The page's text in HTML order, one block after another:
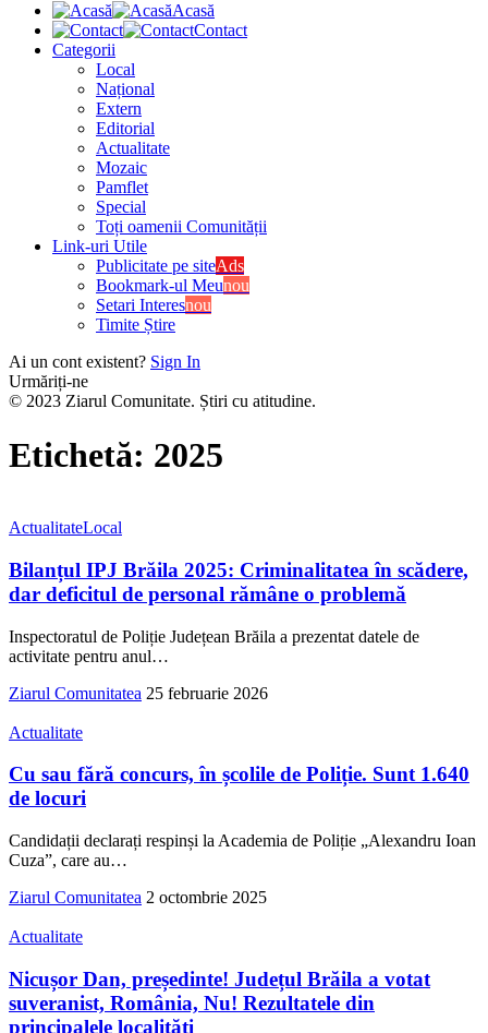
Acasă
Contact
Categorii
Local
Național
Extern
Editorial
Actualitate
Mozaic
Pamflet
Special
Toți oamenii Comunității
Link-uri Utile
Publicitate pe siteAds
Bookmark-ul Meunou
Setari Interesnou
Timite Știre
Ai un cont existent? Sign In
Urmăriți-ne
© 2023 Ziarul Comunitate. Știri cu atitudine.
Etichetă: 2025
ActualitateLocal
Bilanțul IPJ Brăila 2025: Criminalitatea în scădere,
dar deficitul de personal rămâne o problemă
Inspectoratul de Poliție Județean Brăila a prezentat datele de
activitate pentru anul…
Ziarul Comunitatea 25 februarie 2026
Actualitate
Cu sau fără concurs, în școlile de Poliție. Sunt 1.640
de locuri
Candidații declarați respinși la Academia de Poliție „Alexandru Ioan
Cuza”, care au…
Ziarul Comunitatea 2 octombrie 2025
Actualitate
Nicușor Dan, președinte! Județul Brăila a votat
suveranist, România, Nu! Rezultatele din
principalele localități